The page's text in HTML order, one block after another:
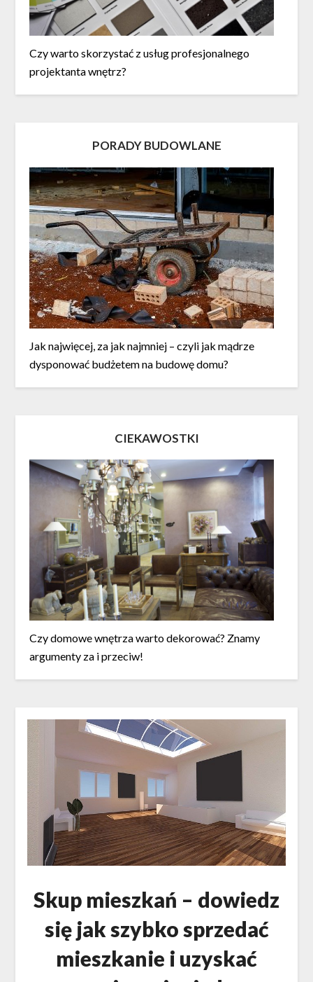
Czy warto skorzystać z usług profesjonalnego
projektanta wnętrz?
PORADY BUDOWLANE
Jak najwięcej, za jak najmniej – czyli jak mądrze
dysponować budżetem na budowę domu?
CIEKAWOSTKI
Czy domowe wnętrza warto dekorować? Znamy
argumenty za i przeciw!
Skup mieszkań – dowiedz
się jak szybko sprzedać
mieszkanie i uzyskać